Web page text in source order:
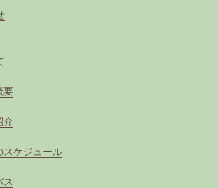
要
介
スケジュール
ス